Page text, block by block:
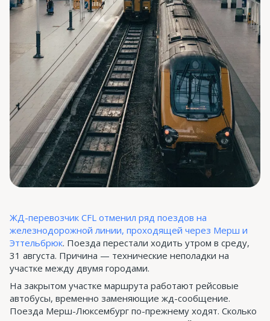
ЖД-перевозчик CFL отменил ряд поездов на
железнодорожной линии, проходящей через Мерш и
Эттельбрюк. Поезда перестали ходить утром в среду,
31 августа. Причина — технические неполадки на
участке между двумя городами.
На закрытом участке маршрута работают рейсовые
автобусы, временно заменяющие жд-сообщение.
Поезда Мерш-Люксембург по-прежнему ходят. Сколько